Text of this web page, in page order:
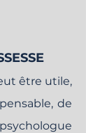
être utile,
de